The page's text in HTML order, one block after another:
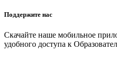
Поддержите нас
Скачайте наше мобильное
удобного доступа к